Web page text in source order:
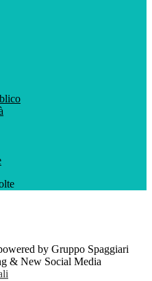
by Gruppo Spaggiari
& New Social Media